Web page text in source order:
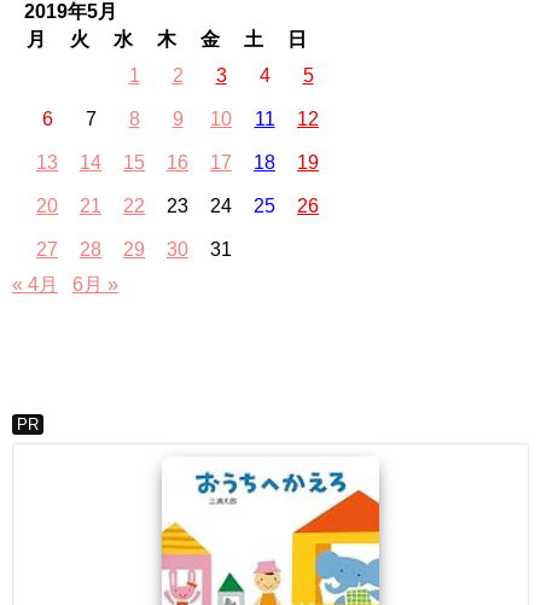
2019年5月
月
火 水 木 金 土
日
1
2 3 4 5
6 7 8 9 10 11 12
13 14 15 16 17 18 19
20 21 22 23 24 25 26
27 28 29 30
31
« 4月
6月 »
PR